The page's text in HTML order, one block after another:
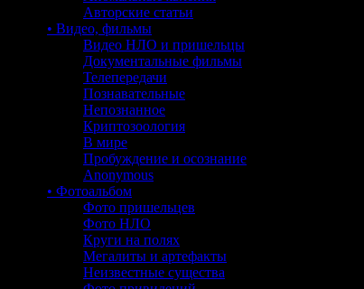
Авторские статьи
• Видео, фильмы
Видео НЛО и пришельцы
Документальные фильмы
Телепередачи
Познавательные
Непознанное
Криптозоология
В мире
Пробуждение и осознание
Anonymous
• Фотоальбом
Фото пришельцев
Фото НЛО
Круги на полях
Мегалиты и артефакты
Неизвестные существа